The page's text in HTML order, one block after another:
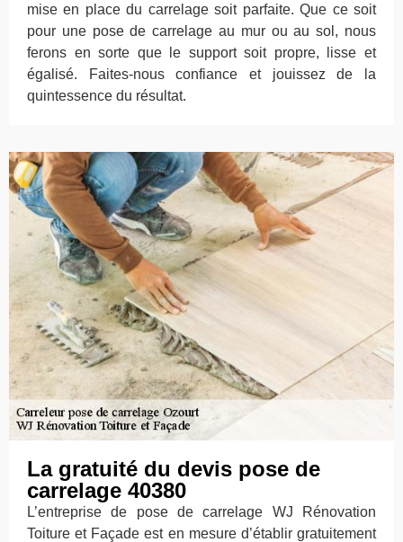
mise en place du carrelage soit parfaite. Que ce soit
pour une pose de carrelage au mur ou au sol, nous
ferons en sorte que le support soit propre, lisse et
égalisé. Faites-nous confiance et jouissez de la
quintessence du résultat.
La gratuité du devis pose de
carrelage 40380
L’entreprise de pose de carrelage WJ Rénovation
Toiture et Façade est en mesure d’établir gratuitement